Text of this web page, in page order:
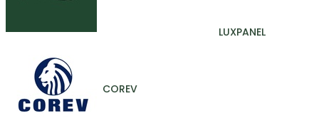
LUXPANEL
COREV